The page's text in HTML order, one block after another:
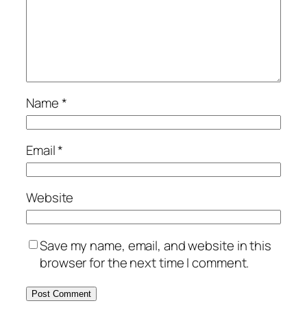
Name*
Email*
Website
Save my name, email, and website in this
browser for the next time I comment.